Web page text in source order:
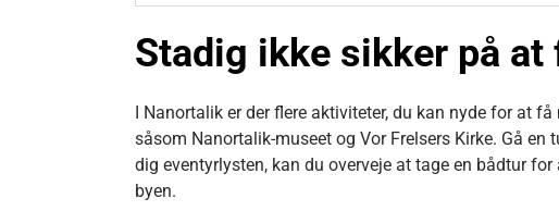
Stadig ikke sikker på
I Nanortalik er der flere aktiviteter, du kan nyde for at
såsom Nanortalik-museet og Vor Frelsers Kirke. Gå
dig eventyrlysten, kan du overveje at tage en bådtur
byen.